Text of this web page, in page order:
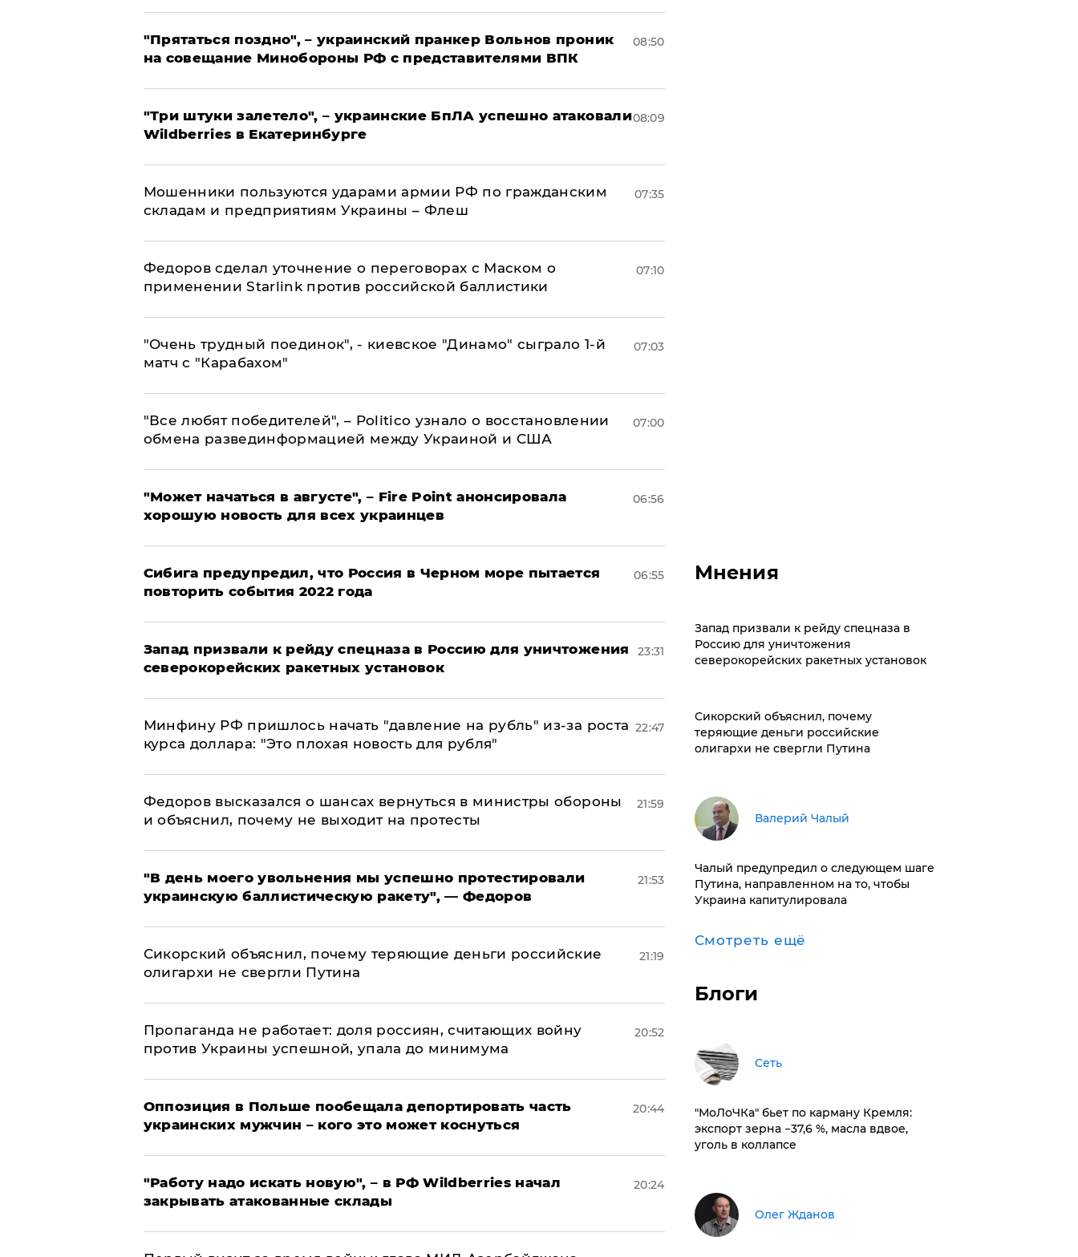
"Прятаться поздно", – украинский пранкер Вольнов проник
на совещание Минобороны РФ с представителями ВПК
08:50
"Три штуки залетело", – украинские БпЛА успешно атаковали
Wildberries в Екатеринбурге
08:09
Мошенники пользуются ударами армии РФ по гражданским
складам и предприятиям Украины – Флеш
07:35
Федоров сделал уточнение о переговорах с Маском о
применении Starlink против российской баллистики
07:10
"Очень трудный поединок", - киевское "Динамо" сыграло 1-й
матч с "Карабахом"
07:03
​"Все любят победителей", – Politico узнало о восстановлении
обмена развединформацией между Украиной и США
07:00
"Может начаться в августе", – Fire Point анонсировала
хорошую новость для всех украинцев
06:56
Сибига предупредил, что Россия в Черном море пытается
повторить события 2022 года
06:55
Запад призвали к рейду спецназа в Россию для уничтожения
северокорейских ракетных установок
23:31
Минфину РФ пришлось начать "давление на рубль" из-за роста
курса доллара: "Это плохая новость для рубля"
22:47
Федоров высказался о шансах вернуться в министры обороны
и объяснил, почему не выходит на протесты
21:59
​"В день моего увольнения мы успешно протестировали
украинскую баллистическую ракету", — Федоров
21:53
Сикорский объяснил, почему теряющие деньги российские
олигархи не свергли Путина
21:19
​Пропаганда не работает: доля россиян, считающих войну
против Украины успешной, упала до минимума
20:52
Оппозиция в Польше пообещала депортировать часть
украинских мужчин – кого это может коснуться
20:44
"Работу надо искать новую", – в РФ Wildberries начал
закрывать атакованные склады
20:24
Мнения
Запад призвали к рейду спецназа в
Россию для уничтожения
северокорейских ракетных установок
Сикорский объяснил, почему
теряющие деньги российские
олигархи не свергли Путина
Валерий Чалый
Чалый предупредил о следующем шаге
Путина, направленном на то, чтобы
Украина капитулировала
Смотреть ещё
Блоги
Сеть
​"МоЛоЧКа" бьет по карману Кремля:
экспорт зерна −37,6 %, масла вдвое,
уголь в коллапсе
Олег Жданов